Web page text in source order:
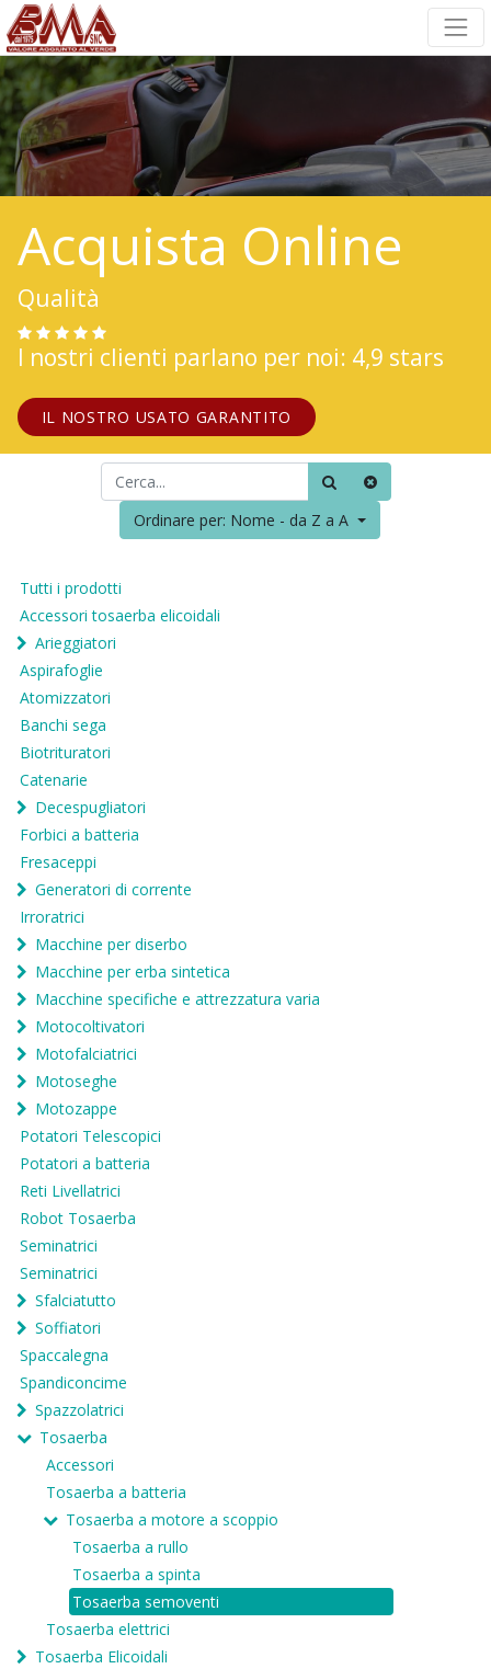
Acquista Online
Qualità
I nostri clienti parlano per noi: 4,9 stars
IL NOSTRO USATO GARANTITO
Ordinare per: Nome - da Z a A
Tutti i prodotti
Accessori tosaerba elicoidali
Arieggiatori
Aspirafoglie
Atomizzatori
Banchi sega
Biotrituratori
Catenarie
Decespugliatori
Forbici a batteria
Fresaceppi
Generatori di corrente
Irroratrici
Macchine per diserbo
Macchine per erba sintetica
Macchine specifiche e attrezzatura varia
Motocoltivatori
Motofalciatrici
Motoseghe
Motozappe
Potatori Telescopici
Potatori a batteria
Reti Livellatrici
Robot Tosaerba
Seminatrici
Seminatrici
Sfalciatutto
Soffiatori
Spaccalegna
Spandiconcime
Spazzolatrici
Tosaerba
Accessori
Tosaerba a batteria
Tosaerba a motore a scoppio
Tosaerba a rullo
Tosaerba a spinta
Tosaerba semoventi
Tosaerba elettrici
Tosaerba Elicoidali